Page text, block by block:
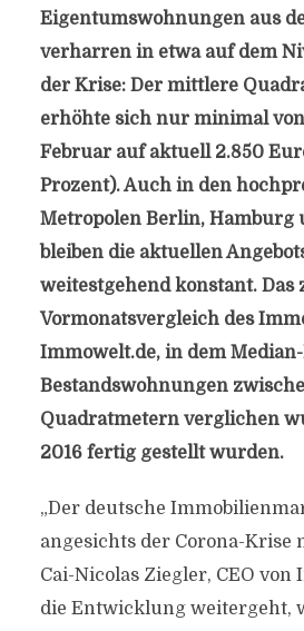
Eigentumswohnungen aus
verharren in etwa auf dem
der Krise: Der mittlere
erhöhte sich nur minimal
Februar auf aktuell 2.850
Prozent). Auch in den
Metropolen Berlin, Hamburg
bleiben die aktuellen
weitestgehend konstant. Das
Vormonatsvergleich des
Immowelt.de, in dem
Bestandswohnungen
Quadratmetern verglichen
2016 fertig gestellt wurden.
„Der deutsche
angesichts der Corona-Krise
Cai-Nicolas Ziegler, CEO von
die Entwicklung weitergeht,